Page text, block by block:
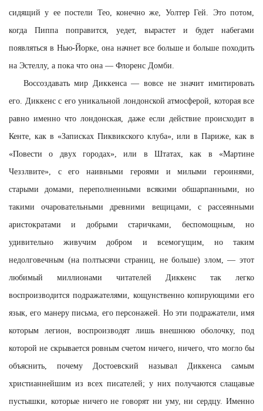
сидящий у ее постели Тео, конечно же, Уолтер Гей. Это потом,
когда Пиппа поправится, уедет, вырастет и будет набегами
появляться в Нью-Йорке, она начнет все больше и больше походить
на Эстеллу, а пока что она — Флоренс Домби.
Воссоздавать мир Диккенса — вовсе не значит имитировать
его. Диккенс с его уникальной лондонской атмосферой, которая все
равно именно что лондонская, даже если действие происходит в
Кенте, как в «Записках Пиквикского клуба», или в Париже, как в
«Повести о двух городах», или в Штатах, как в «Мартине
Чеззлвите», с его наивными героями и милыми героинями,
старыми домами, переполненными всякими обшарпанными, но
такими очаровательными древними вещицами, с рассеянными
аристократами и добрыми старичками, беспомощным, но
удивительно живучим добром и всемогущим, но таким
недолговечным (на полтысячи страниц, не больше) злом, — этот
любимый миллионами читателей Диккенс так легко
воспроизводится подражателями, кощунственно копирующими его
язык, его манеру письма, его персонажей. Но эти подражатели, имя
которым легион, воспроизводят лишь внешнюю оболочку, под
которой не скрывается ровным счетом ничего, ничего, что могло бы
объяснить, почему Достоевский называл Диккенса самым
христианнейшим из всех писателей; у них получаются слащавые
пустышки, которые ничего не говорят ни уму, ни сердцу. Именно